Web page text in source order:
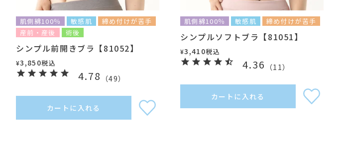
肌側綿100％ 敏感肌
締め付けが苦手
産前・産後
術後
シンプル前開きブラ【81052】
¥3,850税込
4.78 （49）
カートに入れる
肌側綿100％ 敏感肌 締め付けが苦手
シンプルソフトブラ【81051】
¥3,410税込
4.36 （11）
カートに入れる